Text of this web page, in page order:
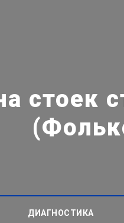
стоек
ДИАГНОСТИКА